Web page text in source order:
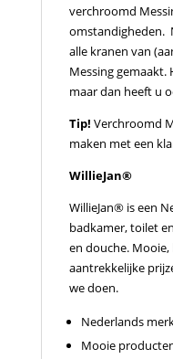
verchroomd
omstandigheden.
alle kranen van
Messing
maar dan heeft u
Tip! Verchroomd
maken met een
WillieJan®
WillieJan® is een
badkamer, toilet
en douche.
aantrekkelijke
we doen.
Nederlands
Mooie